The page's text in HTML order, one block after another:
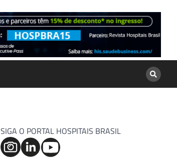
SIGA O PORTAL HOSPITAIS BRASIL